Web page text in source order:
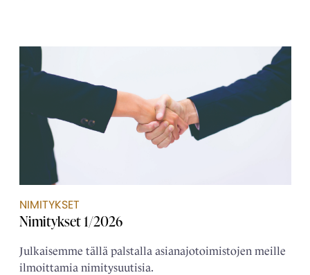
NIMITYKSET
Nimitykset 1/2026
Julkaisemme tällä palstalla asianajotoimistojen meille
ilmoittamia nimitysuutisia.